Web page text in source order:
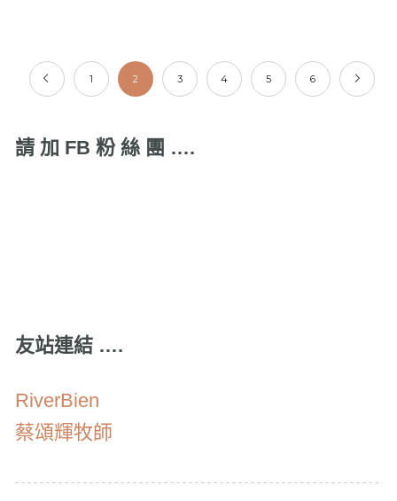
1 2 3 4 5 6
請 加 FB 粉 絲 團 ….
友站連結 ….
RiverBien
蔡頌輝牧師